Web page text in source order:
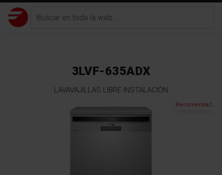
3LVF-635ADX
LAVAVAJILLAS LIBRE INSTALACIÓN
Recomendado